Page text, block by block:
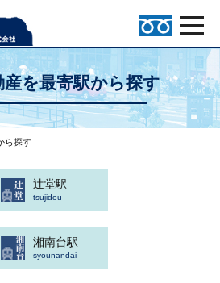
産を最寄駅から探す
ら探す
辻堂駅
tsujidou
湘南台駅
syounandai